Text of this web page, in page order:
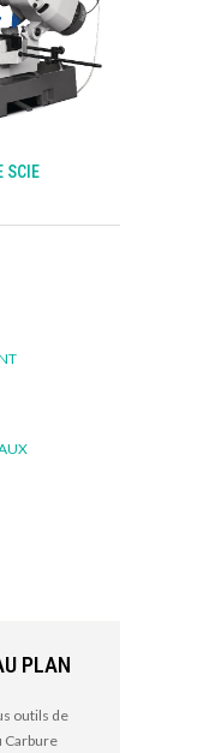
SCIE
PLAN
outils de
Carbure